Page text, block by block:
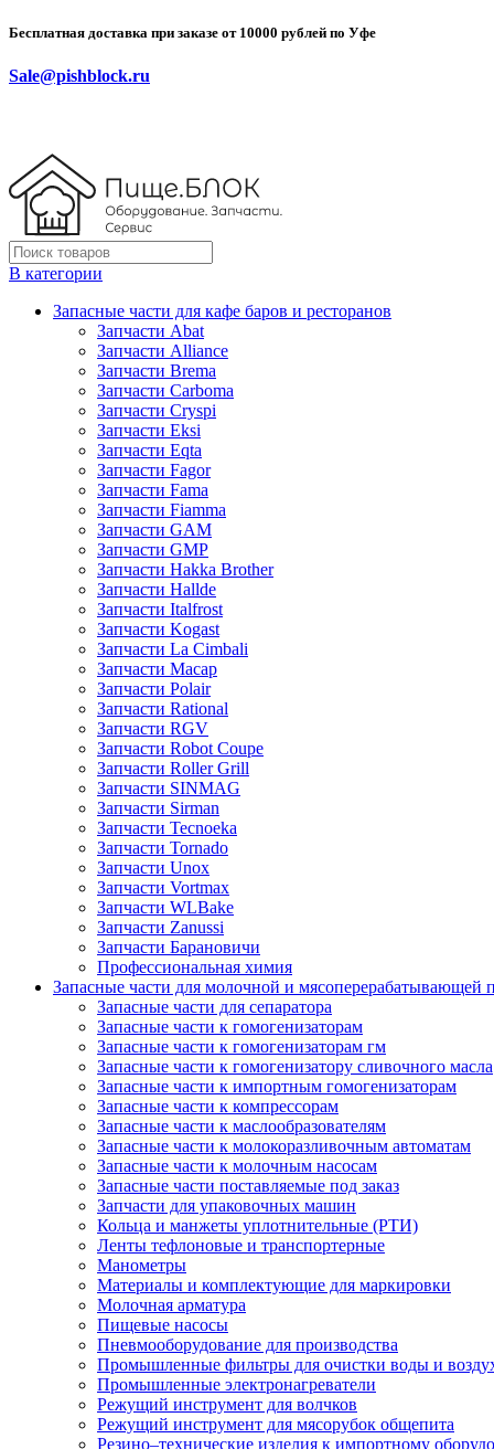
Бесплатная доставка при заказе от 10000 рублей по Уфе
Sale@pishblock.ru
В категории
Запасные части для кафе баров и ресторанов
Запчасти Abat
Запчасти Alliance
Запчасти Brema
Запчасти Carboma
Запчасти Cryspi
Запчасти Eksi
Запчасти Eqta
Запчасти Fagor
Запчасти Fama
Запчасти Fiamma
Запчасти GAM
Запчасти GMP
Запчасти Hakka Brother
Запчасти Hallde
Запчасти Italfrost
Запчасти Kogast
Запчасти La Cimbali
Запчасти Macap
Запчасти Polair
Запчасти Rational
Запчасти RGV
Запчасти Robot Coupe
Запчасти Roller Grill
Запчасти SINMAG
Запчасти Sirman
Запчасти Tecnoeka
Запчасти Tornado
Запчасти Unox
Запчасти Vortmax
Запчасти WLBake
Запчасти Zanussi
Запчасти Барановичи
Профессиональная химия
Запасные части для молочной и мясоперерабатывающей
Запасные части для сепаратора
Запасные части к гомогенизаторам
Запасные части к гомогенизаторам гм
Запасные части к гомогенизатору сливочного масла
Запасные части к импортным гомогенизаторам
Запасные части к компрессорам
Запасные части к маслообразователям
Запасные части к молокоразливочным автоматам
Запасные части к молочным насосам
Запасные части поставляемые под заказ
Запчасти для упаковочных машин
Кольца и манжеты уплотнительные (РТИ)
Ленты тефлоновые и транспортерные
Манометры
Материалы и комплектующие для маркировки
Молочная арматура
Пищевые насосы
Пневмооборудование для производства
Промышленные фильтры для очистки воды и
Промышленные электронагреватели
Режущий инструмент для волчков
Режущий инструмент для мясорубок общепита
Резино–технические изделия к импортному